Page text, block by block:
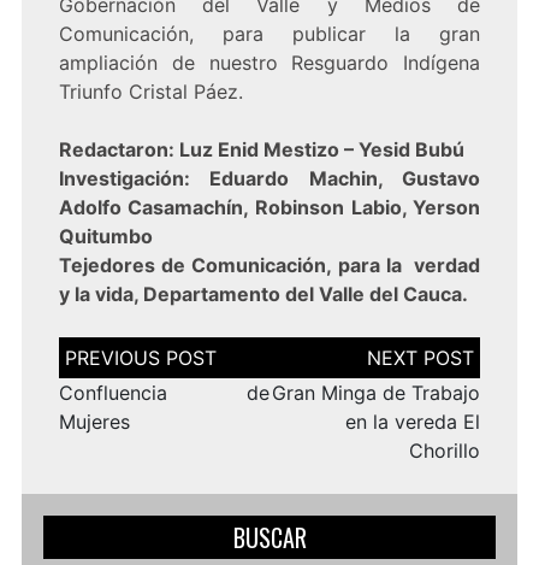
Gobernación del Valle y Medios de
Comunicación, para publicar la gran
ampliación de nuestro Resguardo Indígena
Triunfo Cristal Páez.
Redactaron: Luz Enid Mestizo – Yesid Bubú
Investigación: Eduardo Machin, Gustavo
Adolfo Casamachín, Robinson Labio, Yerson
Quitumbo
Tejedores de Comunicación, para la verdad
y la vida, Departamento del Valle del Cauca.
Navegación
de
entradas
Confluencia de
Mujeres
Gran Minga de Trabajo
en la vereda El
Chorillo
BUSCAR